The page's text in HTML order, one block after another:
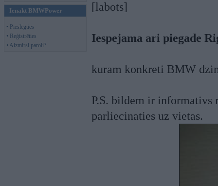
Ienākt BMWPower
• Pieslēgties
• Reģistrēties
• Aizmirsi paroli?
[labots]
Iespejama ari piegade
kuram konkreti BMW
P.S. bildem ir informativs
parliecinaties uz vietas.